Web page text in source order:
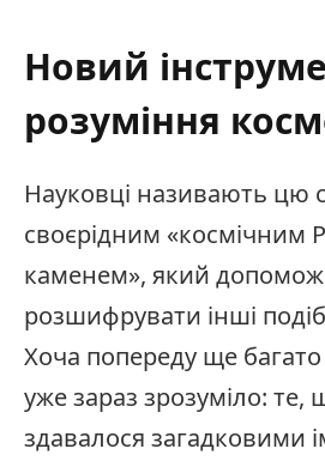
Новий
розуміння
Науковці називають цю
своєрідним «космічним
каменем», який
розшифрувати інші
Хоча попереду ще
уже зараз зрозуміло: те,
здавалося загадковими